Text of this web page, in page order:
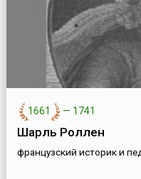
1661 — 1741
Шарль Роллен
французский историк и